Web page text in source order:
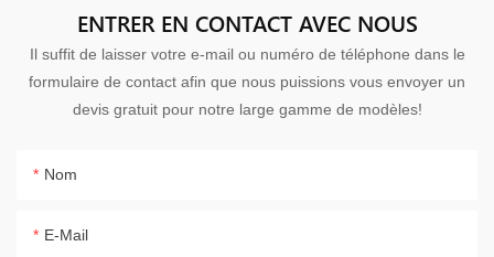
ENTRER EN CONTACT AVEC NOUS
Il suffit de laisser votre e-mail ou numéro de téléphone dans le
formulaire de contact afin que nous puissions vous envoyer un
devis gratuit pour notre large gamme de modèles!
Nom
E-Mail